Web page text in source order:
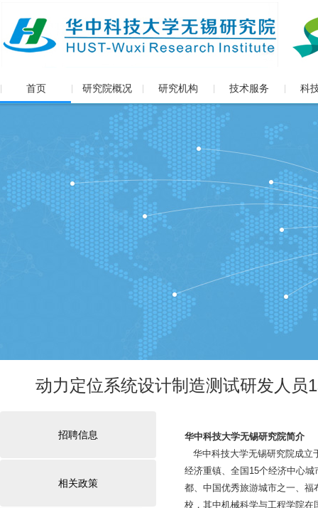
首页 研究院概况 研究机构 技术服务 科
动力定位系统设计制造测试研发人员
招聘信息
相关政策
华中科技大学无锡研究院简介
华中科技大学无锡研究院成立
经济重镇、全国15个经济中心
都、中国优秀旅游城市之一、
校，其中机械科学与工程学院